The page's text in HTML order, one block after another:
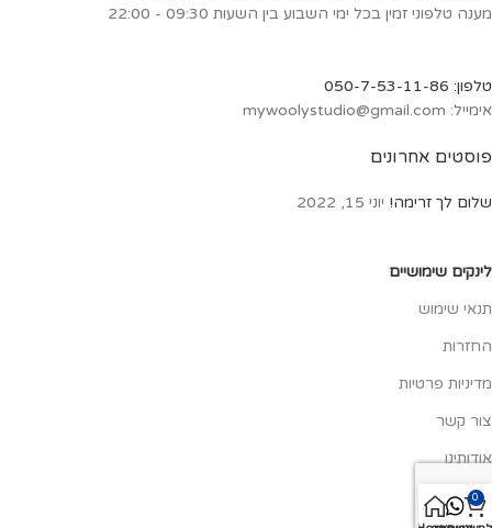
לינקים שימושיים
תנאי שימוש
החזרות
מדיניות פרטיות
צור קשר
אודותינו
פוסטים אחרונים
שלום לך זרימה! יוני 15, 2022
מענה טלפוני זמין בכל ימי השבוע בין השעות 09:30 - 22:00
טלפון: 050-7-53-11-86
אימייל: mywoolystudio@gmail.com
0